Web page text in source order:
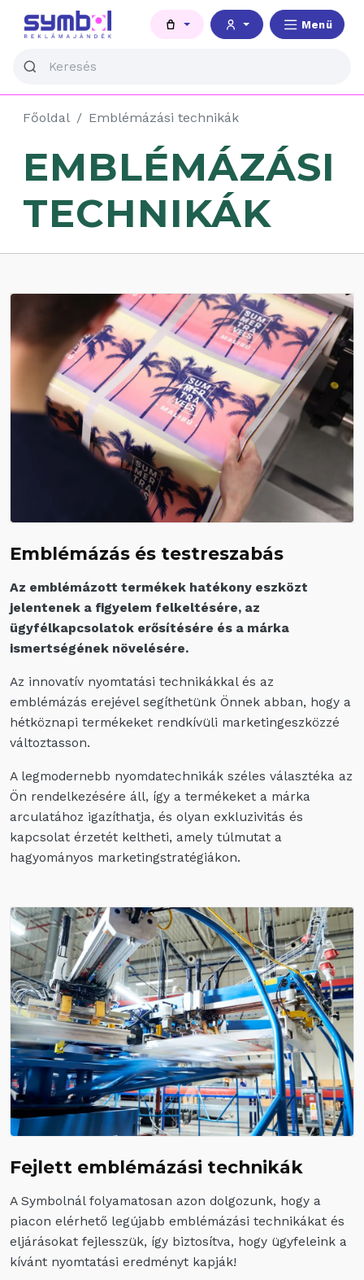
Menü
Főoldal Emblémázási technikák
EMBLÉMÁZÁSI
TECHNIKÁK
Emblémázás és testreszabás
Az emblémázott termékek hatékony eszközt
jelentenek a figyelem felkeltésére, az
ügyfélkapcsolatok erősítésére és a márka
ismertségének növelésére.
Az innovatív nyomtatási technikákkal és az
emblémázás erejével segíthetünk Önnek abban, hogy a
hétköznapi termékeket rendkívüli marketingeszközzé
változtasson.
A legmodernebb nyomdatechnikák széles választéka az
Ön rendelkezésére áll, így a termékeket a márka
arculatához igazíthatja, és olyan exkluzivitás és
kapcsolat érzetét keltheti, amely túlmutat a
hagyományos marketingstratégiákon.
Fejlett emblémázási technikák
A Symbolnál folyamatosan azon dolgozunk, hogy a
piacon elérhető legújabb emblémázási technikákat és
eljárásokat fejlesszük, így biztosítva, hogy ügyfeleink a
kívánt nyomtatási eredményt kapják!